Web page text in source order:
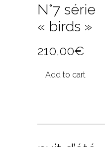
N°7 série
« birds »
210,00€
Add to cart